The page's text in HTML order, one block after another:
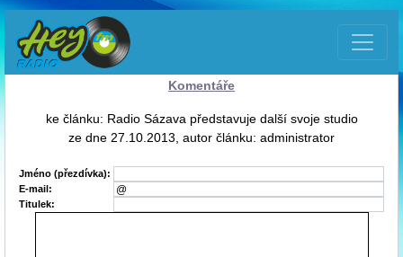
Komentáře
ke článku: Radio Sázava představuje další svoje studio
ze dne 27.10.2013, autor článku: administrator
Jméno (přezdívka):
E-mail:
Titulek: